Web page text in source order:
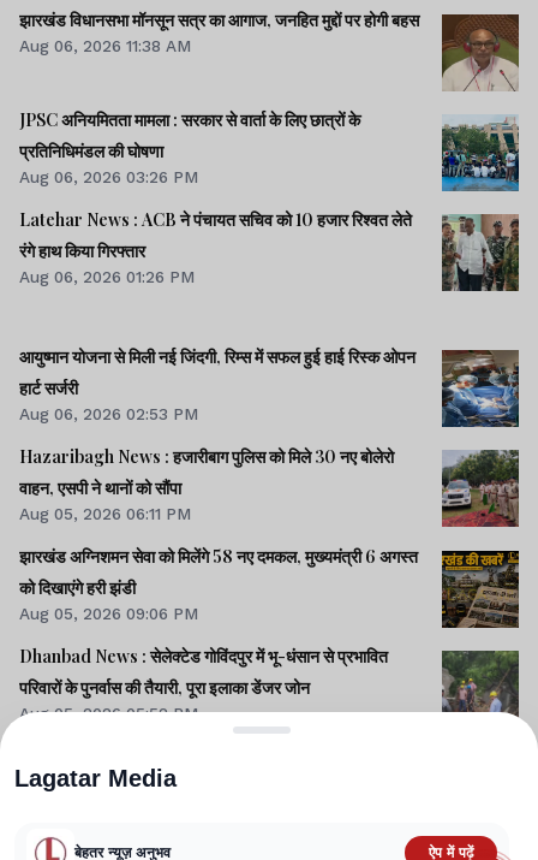
झारखंड विधानसभा मॉनसून सत्र का आगाज, जनहित मुद्दों पर होगी बहस
Aug 06, 2026 11:38 AM
JPSC अनियमितता मामला : सरकार से वार्ता के लिए छात्रों के
प्रतिनिधिमंडल की घोषणा
Aug 06, 2026 03:26 PM
Latehar News : ACB ने पंचायत सचिव को 10 हजार रिश्वत लेते
रंगे हाथ किया गिरफ्तार
Aug 06, 2026 01:26 PM
आयुष्मान योजना से मिली नई जिंदगी, रिम्स में सफल हुई हाई रिस्क ओपन
हार्ट सर्जरी
Aug 06, 2026 02:53 PM
Hazaribagh News : हजारीबाग पुलिस को मिले 30 नए बोलेरो
वाहन, एसपी ने थानों को सौंपा
Aug 05, 2026 06:11 PM
झारखंड अग्निशमन सेवा को मिलेंगे 58 नए दमकल, मुख्यमंत्री 6 अगस्त
को दिखाएंगे हरी झंडी
Aug 05, 2026 09:06 PM
Dhanbad News : सेलेक्टेड गोविंदपुर में भू-धंसान से प्रभावित
परिवारों के पुनर्वास की तैयारी, पूरा इलाका डेंजर जोन
Aug 05, 2026 05:52 PM
Lagatar Media
बेहतर न्यूज़ अनुभव ऐप में पढ़ें